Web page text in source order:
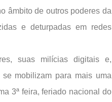
âmbito de outros poderes da
e deturpadas em redes
suas milícias digitais e,
mobilizam para mais uma
3ª feira, feriado nacional do